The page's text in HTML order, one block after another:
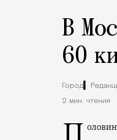
В
60
Город
2 мин. чтения